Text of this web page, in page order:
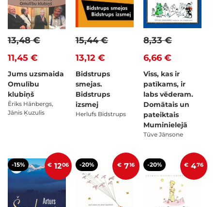
11,45 €
13,48 €
Jums uzsmaida
Omulību
klubiņš
Ēriks Hānbergs,
Jānis Ķuzulis
13,12 €
15,44 €
Bidstrups
smejas.
Bidstrups
izsmej
Herlufs Bidstrups
6,66 €
8,33 €
Viss, kas ir
patīkams, ir
labs vēderam.
Domātais un
pateiktais
Muminielejā
Tūve Jānsone
-15% € 1206 -20% € 716 -20% € 476